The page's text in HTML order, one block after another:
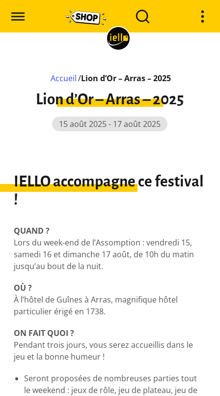
Accueil /Lion d’Or – Arras – 2025
Lion d’Or – Arras – 2025
15 août 2025 - 17 août 2025
IELLO accompagne ce festival
!
QUAND ?
Lors du week-end de l’Assomption : vendredi 15,
samedi 16 et dimanche 17 août, de 10h du matin
jusqu’au bout de la nuit.
OÙ ?
À l’hôtel de Guînes à Arras, magnifique hôtel
particulier érigé en 1738.
ON FAIT QUOI ?
Pendant trois jours, vous serez accueillis dans le
jeu et la bonne humeur !
Seront proposées de nombreuses parties tout
le weekend : jeux de rôle, jeu de plateau, jeu de